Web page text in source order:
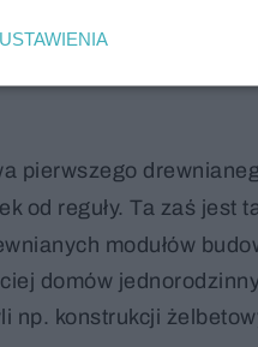
uważają, że Polacy
rzadkością okazują
pierwszego
od reguły. Ta zaś jest
modułów
domów
np. konstrukcji
USTAWIENIA